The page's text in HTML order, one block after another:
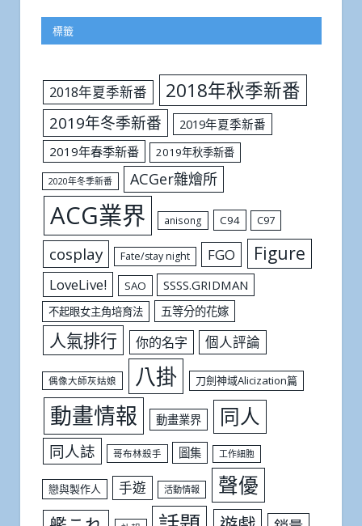
標籤
2018年夏季新番 2018年秋季新番
2019年冬季新番
2019年夏季新番
2019年春季新番
2019年秋季新番
2020年冬季新番 ACGer雜燴所
ACG業界 anisong C94 C97
cosplay Fate/stay night FGO Figure
LoveLive! SAO SSSS.GRIDMAN
不起眼女主角培育法 五等分的花嫁
人氣排行 你的名字 個人評論
偶像大師灰姑娘 八掛 刀劍神域Alicization篇
動畫情報 動畫業界 同人
同人誌 哥布林殺手 圖集 工作細胞
戀與製作人 手遊 活動情報 聲優